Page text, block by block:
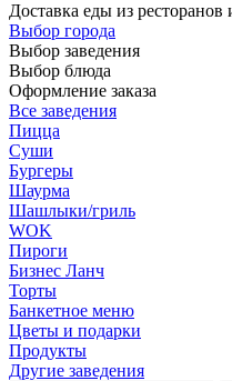
Доставка еды из
Выбор города
Выбор заведения
Выбор блюда
Оформление заказа
Все заведения
Пицца
Суши
Бургеры
Шаурма
Шашлыки/гриль
WOK
Пироги
Бизнес Ланч
Торты
Банкетное меню
Цветы и подарки
Продукты
Другие заведения